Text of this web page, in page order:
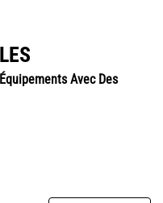
Avec Des